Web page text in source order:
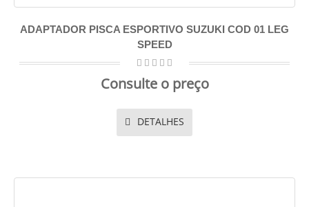
ADAPTADOR PISCA ESPORTIVO SUZUKI COD 01 LEG
SPEED
Consulte o preço
DETALHES